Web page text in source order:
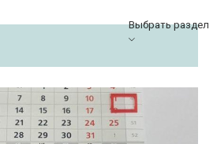
Выбрать раздел